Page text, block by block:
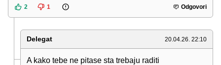
2 1 Odgovori
Delegat 20.04.26. 22:10
A kako tebe ne pitase sta trebaju raditi